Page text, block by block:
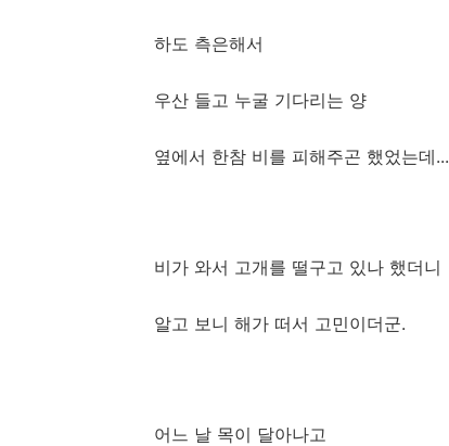
하도 측은해서
우산 들고 누굴 기다리는 양
옆에서 한참 비를 피해주곤 했었는데...
비가 와서 고개를 떨구고 있나 했더니
알고 보니 해가 떠서 고민이더군.
어느 날 목이 달아나고